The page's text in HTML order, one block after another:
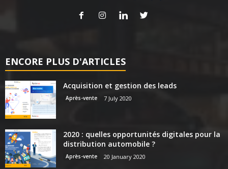
ENCORE PLUS D'ARTICLES
Acquisition et gestion des leads
Après-vente 7 July 2020
2020 : quelles opportunités digitales pour la
distribution automobile ?
Après-vente 20 January 2020